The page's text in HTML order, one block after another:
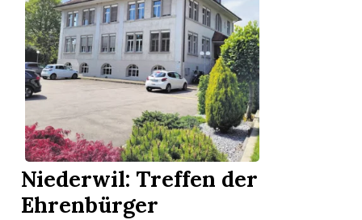
Niederwil: Treffen der
Ehrenbürger